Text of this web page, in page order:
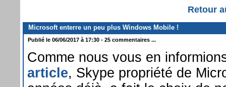
Retour
Microsoft enterre un peu plus Windows Mobile !
Publié le 06/06/2017 à 17:30 - 25 commentaires ...
Comme nous vous en
article, Skype propriété de